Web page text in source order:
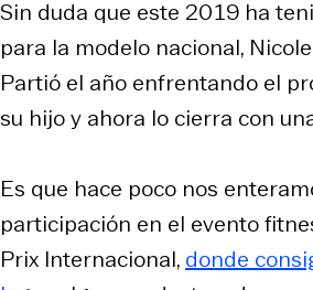
Sin duda que este 2019 ha
para la modelo nacional,
Partió el año enfrentando el
su hijo y ahora lo cierra con
Es que hace poco nos
participación en el evento
Prix Internacional, donde